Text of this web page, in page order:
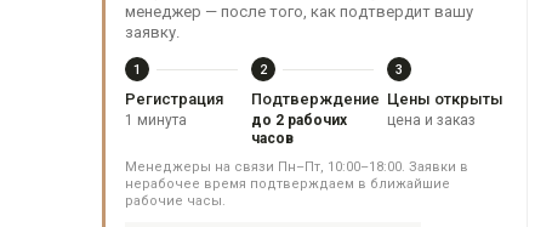
менеджер — после того, как подтвердит вашу
заявку.
1
Регистрация
1 минута
2
Подтверждение
до 2 рабочих
часов
3
Цены открыты
цена и заказ
Менеджеры на связи Пн–Пт, 10:00–18:00. Заявки в
нерабочее время подтверждаем в ближайшие
рабочие часы.